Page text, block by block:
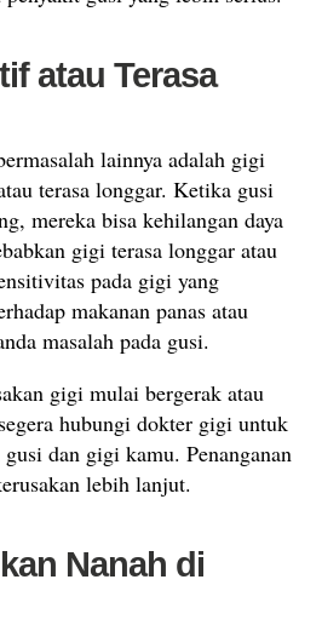
atau Terasa
lainnya adalah gigi
terasa longgar. Ketika gusi
mereka bisa kehilangan daya
gigi terasa longgar atau
pada gigi yang
makanan panas atau
masalah pada gusi.
gigi mulai bergerak atau
hubungi dokter gigi untuk
dan gigi kamu. Penanganan
lebih lanjut.
Nanah di